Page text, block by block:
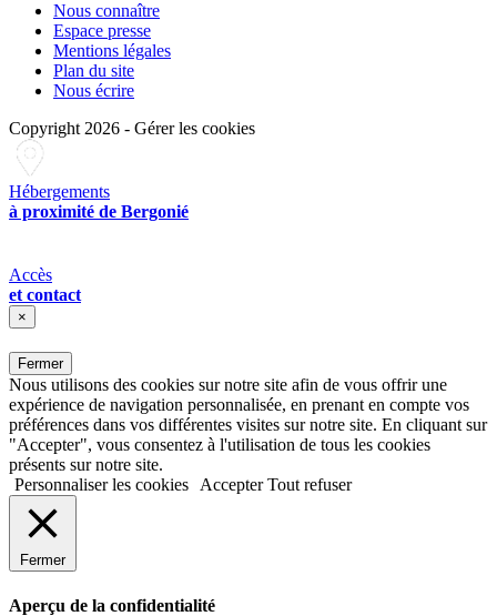
Nous connaître
Espace presse
Mentions légales
Plan du site
Nous écrire
Copyright 2026 - Gérer les cookies
Hébergements
à proximité de Bergonié
Accès
et contact
×
Fermer
Nous utilisons des cookies sur notre site afin de vous offrir une
expérience de navigation personnalisée, en prenant en compte vos
préférences dans vos différentes visites sur notre site. En cliquant sur
"Accepter", vous consentez à l'utilisation de tous les cookies
présents sur notre site.
Personnaliser les cookies
Accepter Tout refuser
Fermer
Aperçu de la confidentialité